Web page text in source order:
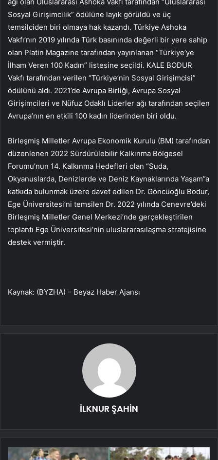
Sosyal Girişimcilik” ödülüne layık görüldü ve üç
temsilciden biri olmaya hak kazandı. Türkiye Ashoka
Vakfı’nın 2019 yılında Türk basınında değerli bir yere sahip
olan Platin Magazine tarafından yayınlanan “Türkiye’ye
İlham Veren 100 Kadın” listesine seçildi. KALE BODUR
Vakfı tarafından verilen “Türkiye’nin Sosyal Girişimcisi”
ödülünü aldı. 2021’de Avrupa Birliği, Avrupa Sosyal
Girişimcileri ve Nüfuz Odaklı Liderler ağı tarafından seçilen
Avrupa’nın en etkili 100 kadın liderinden biri oldu.
Birleşmiş Milletler Avrupa Ekonomik Kurulu (BM) tarafından
düzenlenen 2022 Sürdürülebilir Kalkınma Bölgesel
Forumu’nun 14. Kalkınma Hedefleri olan “Suda,
Okyanuslarda, Denizlerde ve Deniz Kaynaklarında Yaşam”a
katkıda bulunmak üzere davet edilen Dr. Göncüoğlu Bodur,
Ege Üniversitesi’ni temsilen Dr. 2022 yılında Cenevre’deki
Birleşmiş Milletler Genel Merkezi’nde gerçekleştirilen
toplantı Ege Üniversitesi’nin uluslararasılaşma stratejisine
destek vermiştir.
Kaynak: (BYZHA) – Beyaz Haber Ajansı
İLKNUR ŞAHİN